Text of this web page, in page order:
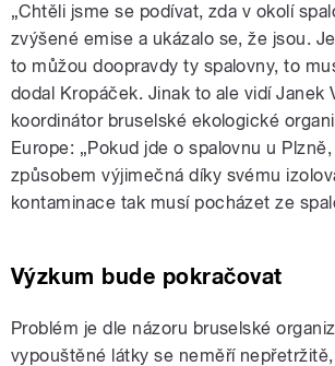
„Chtěli jsme se podívat, zda v okolí
zvýšené emise a ukázalo se, že jsou.
to můžou doopravdy ty spalovny, to
dodal Kropáček. Jinak to ale vidí Janek
koordinátor bruselské ekologické
Europe: „Pokud jde o spalovnu u
způsobem výjimečná díky svému
kontaminace tak musí pocházet ze
Výzkum bude pokračovat
Problém je dle názoru bruselské
vypouštěné látky se neměří